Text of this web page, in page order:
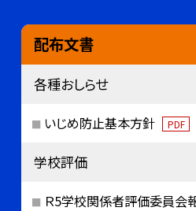
配布文書
各種おしらせ
いじめ防止基本方針 PDF
学校評価
Ｒ5学校関係者評価委員会